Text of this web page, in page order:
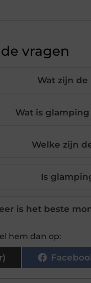
vragen
Wat zijn
Wat is
Welke zijn
Is
is het beste
hem dan op: